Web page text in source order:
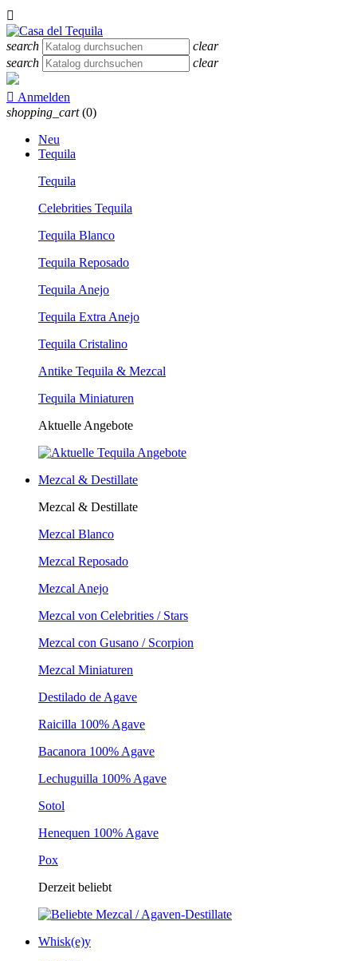

search
clear
search
clear
 Anmelden
shopping_cart (0)
Neu
Tequila
Tequila
Celebrities Tequila
Tequila Blanco
Tequila Reposado
Tequila Anejo
Tequila Extra Anejo
Tequila Cristalino
Antike Tequila & Mezcal
Tequila Miniaturen
Aktuelle Angebote
Mezcal & Destillate
Mezcal & Destillate
Mezcal Blanco
Mezcal Reposado
Mezcal Anejo
Mezcal von Celebrities / Stars
Mezcal con Gusano / Scorpion
Mezcal Miniaturen
Destilado de Agave
Raicilla 100% Agave
Bacanora 100% Agave
Lechuguilla 100% Agave
Sotol
Henequen 100% Agave
Pox
Derzeit beliebt
Whisk(e)y